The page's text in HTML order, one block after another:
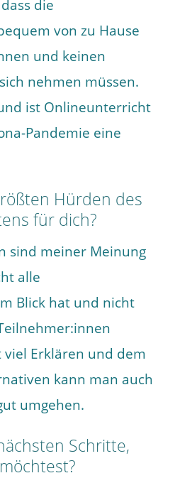
die
von zu Hause
und keinen
nehmen müssen.
ist Onlineunterricht
Pandemie eine
Hürden des
für dich?
sind meiner Meinung
alle
Blick hat und nicht
Erklären und dem
kann man auch
umgehen.
Schritte,